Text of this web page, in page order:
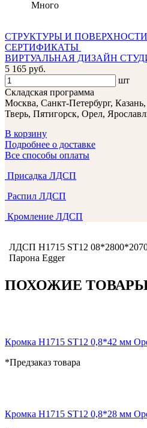
Много
СТРУКТУРЫ И ПОВЕРХНОСТИ
СЕРТИФИКАТЫ
ВИРТУАЛЬНАЯ ДИЗАЙН
5 165 руб.
шт
Складская программа
Москва, Санкт-Петербург,
Тверь, Пятигорск, Орел,
В корзину
Подробнее о доставке
Все способы оплаты
Присадка ЛДСП
Распил ЛДСП
Кромление ЛДСП
ЛДСП H1715 ST12
Парона Egger
ПОХОЖИЕ
Кромка H1715 ST12 0,8*42 мм
*Предзаказ товара
Кромка H1715 ST12 0,8*28 мм